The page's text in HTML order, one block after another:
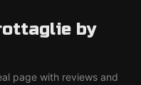
by
page with reviews and